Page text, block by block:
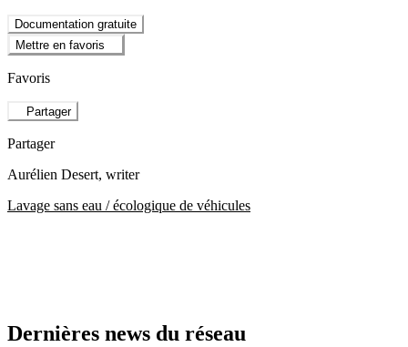
Documentation gratuite
Mettre en favoris
Favoris
Partager
Partager
Aurélien Desert, writer
Lavage sans eau / écologique de véhicules
Dernières news du réseau